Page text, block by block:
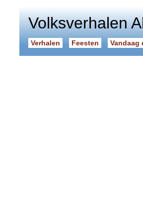
Volksverhalen
Verhalen Feesten Vandaag